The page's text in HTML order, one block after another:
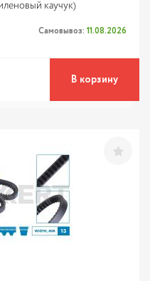
каучук)
Самовывоз: 11.08.2026
В корзину